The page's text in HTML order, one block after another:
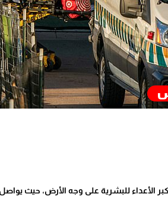
الأعداء للبشرية على وجه الأرض، حيث